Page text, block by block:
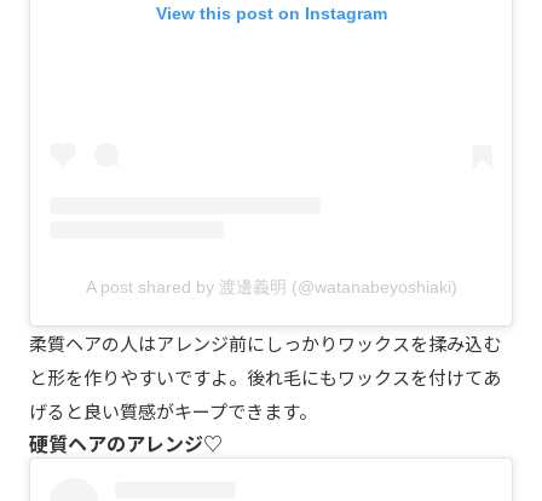
View this post on Instagram
A post shared by 渡邊義明 (@watanabeyoshiaki)
柔質ヘアの人はアレンジ前にしっかりワックスを揉み込む
と形を作りやすいですよ。後れ毛にもワックスを付けてあ
げると良い質感がキープできます。
硬質ヘアのアレンジ♡